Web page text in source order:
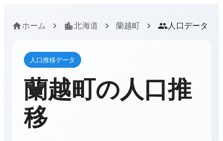
ホーム 北海道 蘭越町 人口データ
人口推移データ
蘭越町の人口推
移